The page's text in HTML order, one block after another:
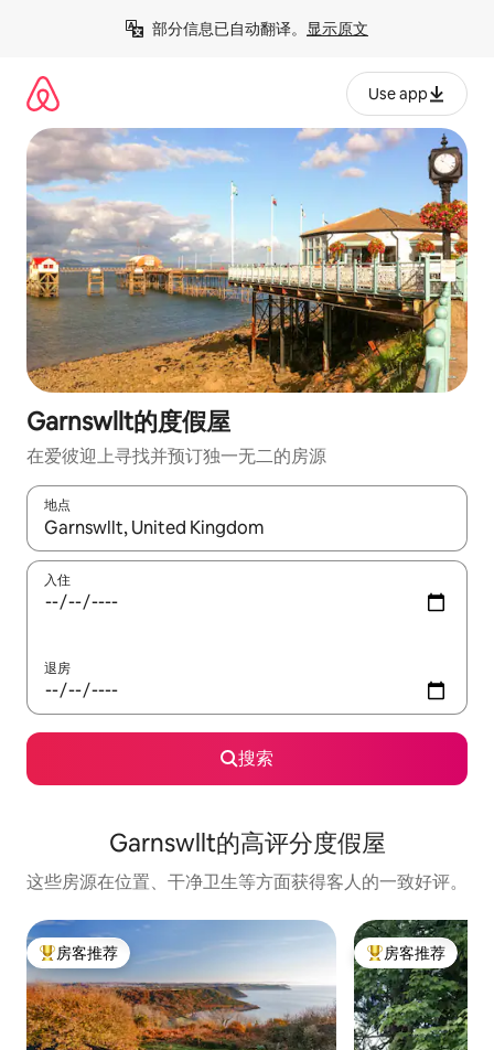
部分信息已自动翻译。 显示原文
Use app
Garnswllt的度假屋
在爱彼迎上寻找并预订独一无二的房源
地点
如有搜索结果，请使用上下方向键查看，或通过点击或滑动手势
入住
退房
搜索
Garnswllt的高评分度假屋
这些房源在位置、干净卫生等方面获得客人的一致好评。
热门「房客推荐」
房客推荐 热门「房客推荐」
房客推荐